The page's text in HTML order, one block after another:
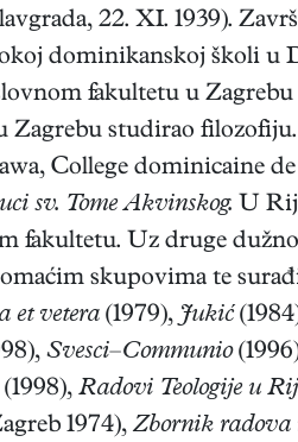
22. XI. 1939).
dominikanskoj školi
fakultetu u
studirao filozofiju.
College dominicaine
sv. Tome Akvinskog. U
fakultetu. Uz druge
skupovima te
et vetera (1979),Jukić
Svesci–Communio
(1998), Radovi Teologije u
1974),Zbornik radova